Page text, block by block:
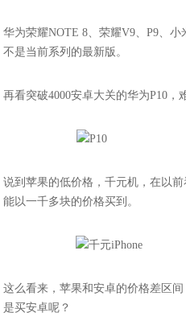
华为荣耀NOTE 8、荣耀V9、P9、
不是当前系列的最新版。
再看突破4000安卓大关的华为P10
说到苹果的低价格，千元机，在以
能以一千多块的价格买到。
这么看来，苹果和安卓的价格差区
是买安卓呢？